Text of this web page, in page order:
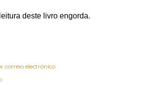
deste livro engorda.
correio electrónico